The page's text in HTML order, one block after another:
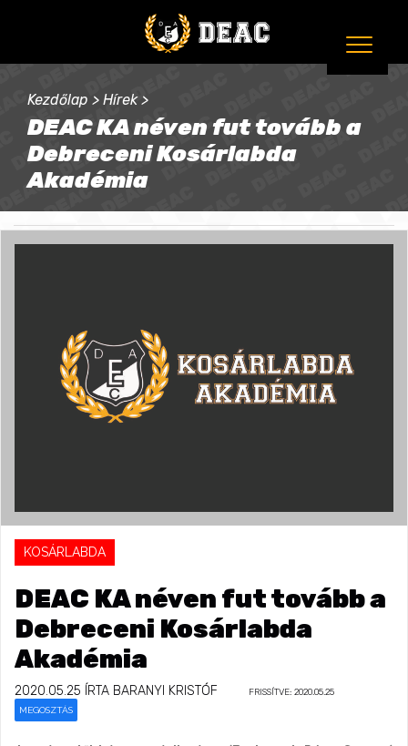
Kezdőlap > Hírek >
DEAC KA néven fut tovább a
Debreceni Kosárlabda
Akadémia
KOSÁRLABDA
DEAC KA néven fut tovább a
Debreceni Kosárlabda
Akadémia
2020.05.25 ÍRTA BARANYI KRISTÓF FRISSÍTVE: 2020.05.25
MEGOSZTÁS